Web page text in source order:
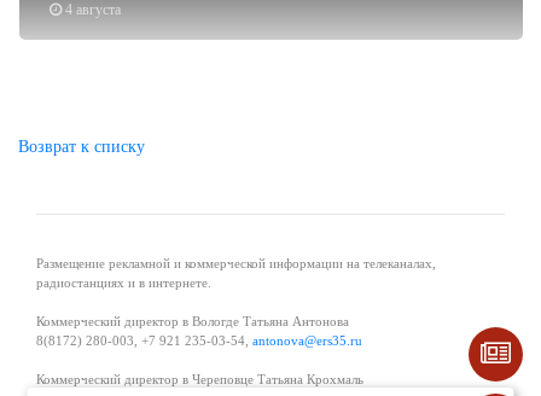
4 августа
Возврат к списку
Размещение рекламной и коммерческой информации на телеканалах,
радиостанциях и в интернете.
Коммерческий директор в Вологде Татьяна Антонова
8(8172) 280-003, +7 921 235-03-54, antonova@ers35.ru
Коммерческий директор в Череповце Татьяна Крохмаль